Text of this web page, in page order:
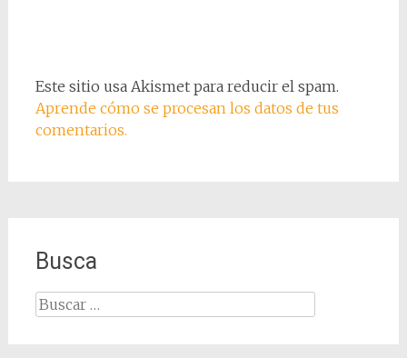
Este sitio usa Akismet para reducir el spam.
Aprende cómo se procesan los datos de tus
comentarios.
Busca
Buscar: